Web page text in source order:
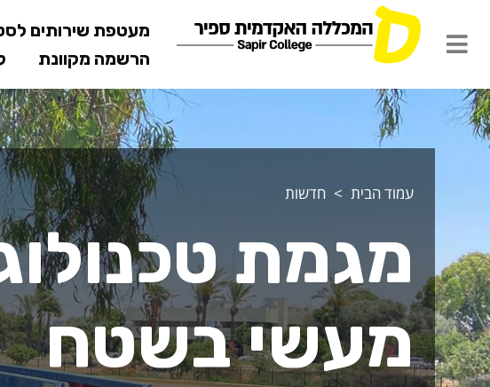
מעטפת שירותים
הרשמה מקוונת
עמוד הבית חדשות
מגמת
מעשי בשטח